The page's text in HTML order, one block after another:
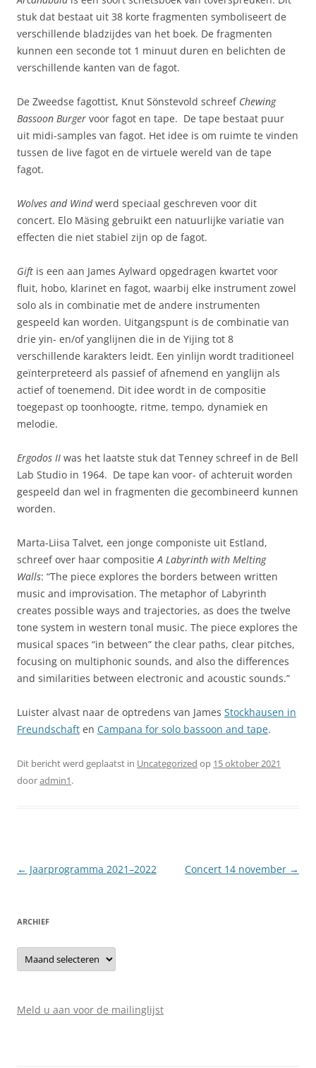
stuk dat bestaat uit 38 korte fragmenten symboliseert de
verschillende bladzijdes van het boek. De fragmenten
kunnen een seconde tot 1 minuut duren en belichten de
verschillende kanten van de fagot.
De Zweedse fagottist, Knut Sönstevold schreef Chewing
Bassoon Burger voor fagot en tape. De tape bestaat puur
uit midi-samples van fagot. Het idee is om ruimte te vinden
tussen de live fagot en de virtuele wereld van de tape
fagot.
Wolves and Windwerd speciaal geschreven voor dit
concert. Elo Mäsing gebruikt een natuurlijke variatie van
effecten die niet stabiel zijn op de fagot.
Gift is een aan James Aylward opgedragen kwartet voor
fluit, hobo, klarinet en fagot, waarbij elke instrument zowel
solo als in combinatie met de andere instrumenten
gespeeld kan worden. Uitgangspunt is de combinatie van
drie yin- en/of yanglijnen die in de Yijing tot 8
verschillende karakters leidt. Een yinlijn wordt traditioneel
geïnterpreteerd als passief of afnemend en yanglijn als
actief of toenemend. Dit idee wordt in de compositie
toegepast op toonhoogte, ritme, tempo, dynamiek en
melodie.
Ergodos II was het laatste stuk dat Tenney schreef in de Bell
Lab Studio in 1964. De tape kan voor- of achteruit worden
gespeeld dan wel in fragmenten die gecombineerd kunnen
worden.
Marta-Liisa Talvet, een jonge componiste uit Estland,
schreef over haar compositieA Labyrinth with Melting
Walls: “The piece explores the borders between written
music and improvisation. The metaphor of Labyrinth
creates possible ways and trajectories, as does the twelve
tone system in western tonal music. The piece explores the
musical spaces “in between” the clear paths, clear pitches,
focusing on multiphonic sounds, and also the differences
and similarities between electronic and acoustic sounds.”
Luister alvast naar de optredens van James Stockhausen in
Freundschaft en Campana for solo bassoon and tape.
Dit bericht werd geplaatst in Uncategorized op 15 oktober 2021
dooradmin1.
Berichtnavigatie
← Jaarprogramma 2021–2022 Concert 14 november →
ARCHIEF
Archief
Meld u aan voor de mailinglijst